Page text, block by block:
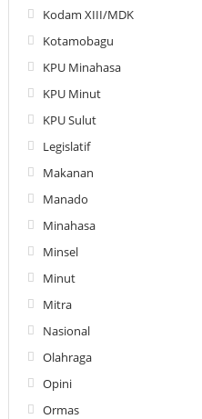
Kodam XIII/MDK
Kotamobagu
KPU Minahasa
KPU Minut
KPU Sulut
Legislatif
Makanan
Manado
Minahasa
Minsel
Minut
Mitra
Nasional
Olahraga
Opini
Ormas